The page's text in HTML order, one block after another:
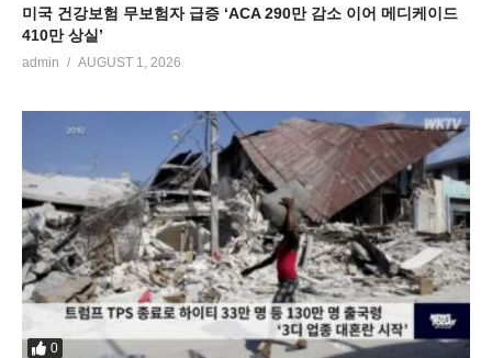
미국 건강보험 무보험자 급증 ‘ACA 290만 감소 이어 메디케이드
410만 상실’
admin AUGUST 1, 2026
0